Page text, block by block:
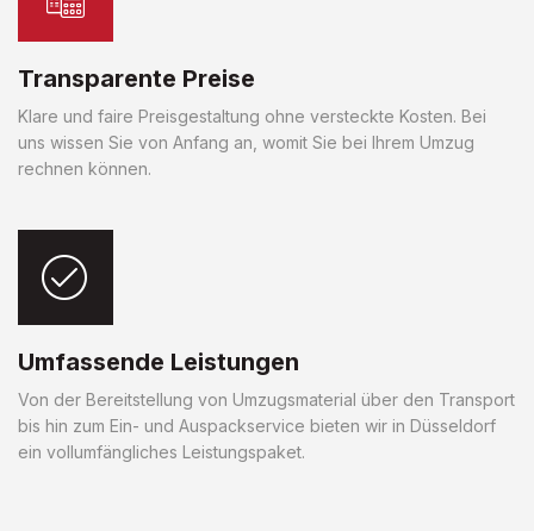
Transparente Preise
Klare und faire Preisgestaltung ohne versteckte Kosten. Bei
uns wissen Sie von Anfang an, womit Sie bei Ihrem Umzug
rechnen können.
Umfassende Leistungen
Von der Bereitstellung von Umzugsmaterial über den Transport
bis hin zum Ein- und Auspackservice bieten wir in Düsseldorf
ein vollumfängliches Leistungspaket.